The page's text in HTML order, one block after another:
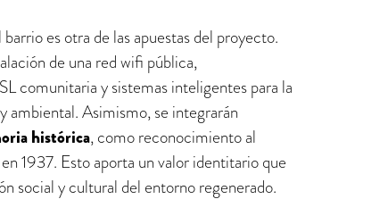
es otra de las apuestas del proyecto.
de una red wifi pública,
comunitaria y sistemas inteligentes para la
ambiental. Asimismo, se integrarán
histórica, como reconocimiento al
1937. Esto aporta un valor identitario que
social y cultural del entorno regenerado.